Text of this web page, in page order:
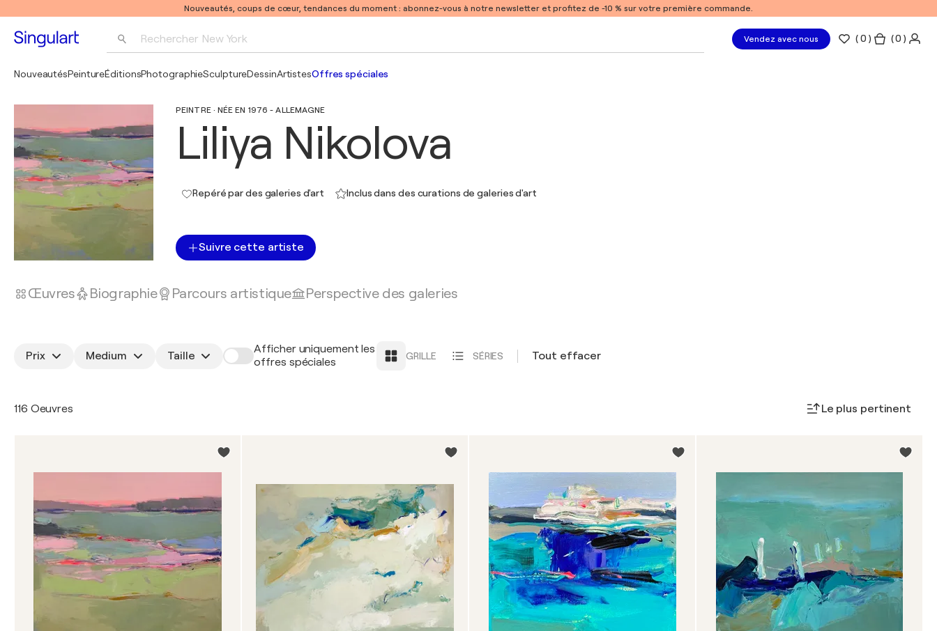
Nouveautés, coups de cœur, tendances du moment : abonnez-vous à notre newsletter et profitez de -10 % sur votre première commande.
Rechercher New York Vendez avec nous (0 ) ( 0 )
NouveautésPeintureÉditionsPhotographieSculptureDessinArtistesOffres spéciales
PEINTRE · NÉE EN 1976 - ALLEMAGNE
Liliya Nikolova
Repéré par des galeries d'art Inclus dans des curations de galeries d'art
Suivre cette artiste
Œuvres Biographie Parcours artistique Perspective des galeries
Prix Medium Taille
Afficher uniquement les
offres spéciales
GRILLE SÉRIES Tout effacer
116 Oeuvres Le plus pertinent